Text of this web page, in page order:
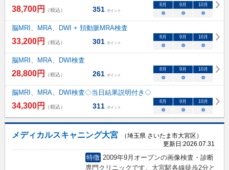
38,700円 （税込） 351 ポイント
8 月 9 月 10月
○ ○ ○
脳MRI、MRA、DWI + 頚動脈MRA検査
33,200円 （税込） 301 ポイント
8 月 9 月 10月
○ ○ ○
脳MRI、MRA、DWI検査
28,800円 （税込） 261 ポイント
8 月 9 月 10月
○ ○ ○
脳MRI、MRA、DWI検査◇当日結果説明付き◇
34,300円 （税込） 311 ポイント
8 月 9 月 10月
○ ○ ○
メディカルスキャニング大宮
（埼玉県 さいたま市大宮区）
更新日:2026.07.31
特徴 2009年9月オープンの画像検査・診断
専門クリニックです。大宮駅各線徒歩2分と